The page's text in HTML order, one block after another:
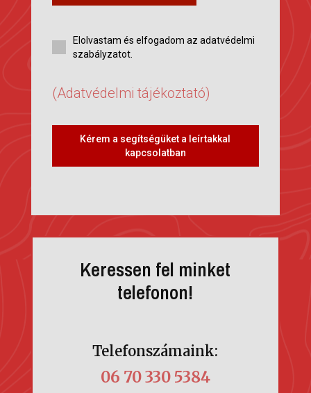
Elolvastam és elfogadom az adatvédelmi
szabályzatot.
(Adatvédelmi tájékoztató)
Kérem a segítségüket a leírtakkal
kapcsolatban
Keressen fel minket
telefonon!
Telefonszámaink:
06 70 330 5384